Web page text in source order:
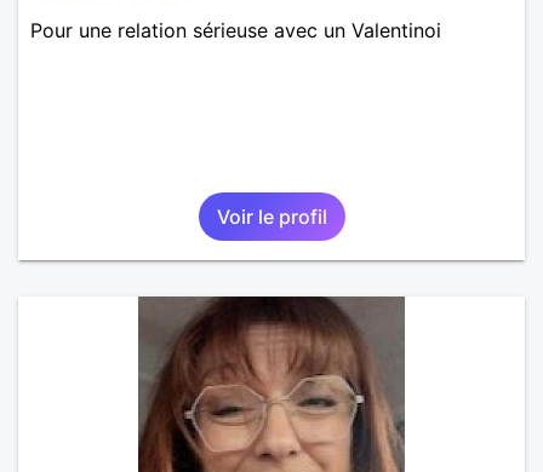
Pour une relation sérieuse avec un Valentinoi
Voir le profil